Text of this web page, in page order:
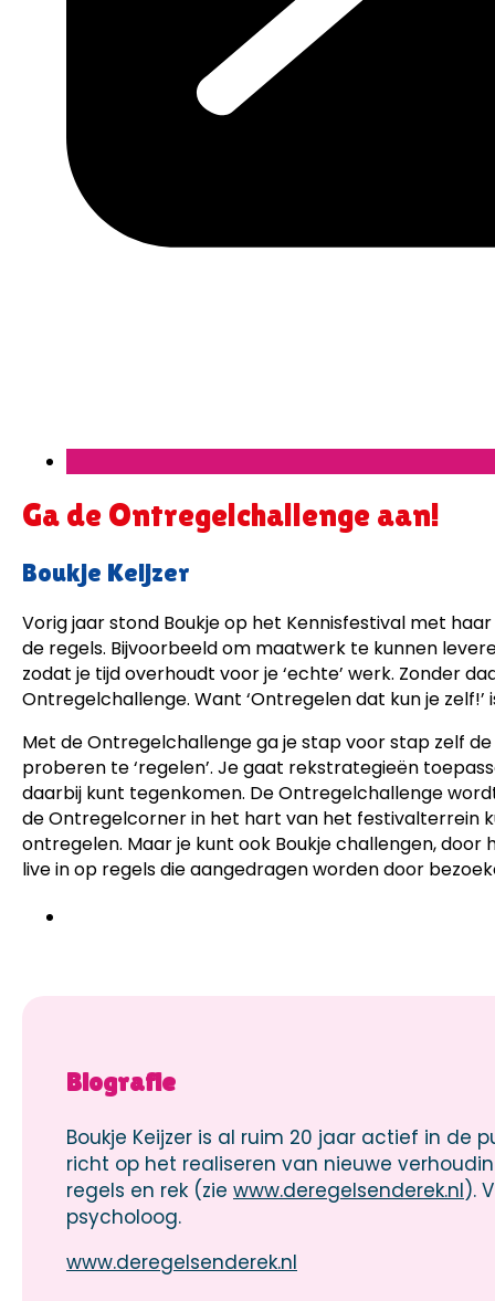
Ga de Ontregelchallenge aan!
Boukje Keijzer
Vorig jaar stond Boukje op het Kennisfestival met
de regels. Bijvoorbeeld om maatwerk te kunnen
zodat je tijd overhoudt voor je ‘echte’ werk. Zonder
Ontregelchallenge. Want ‘Ontregelen dat kun je
Met de Ontregelchallenge ga je stap voor stap zelf
proberen te ‘regelen’. Je gaat rekstrategieën
daarbij kunt tegenkomen. De Ontregelchallenge
de Ontregelcorner in het hart van het festivalterrein
ontregelen. Maar je kunt ook Boukje challengen,
live in op regels die aangedragen worden door
Biografie
Boukje Keijzer is al ruim 20 jaar actief in de
richt op het realiseren van nieuwe
regels en rek (zie www.deregelsenderek.nl).
psycholoog.
www.deregelsenderek.nl